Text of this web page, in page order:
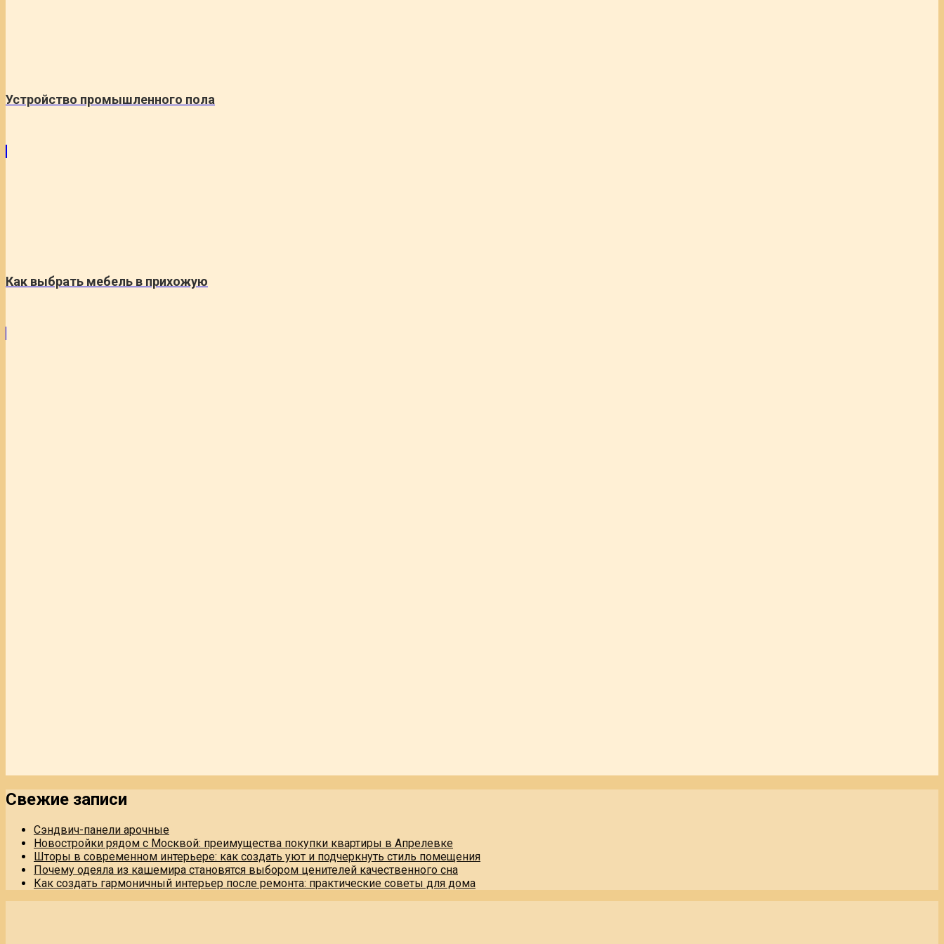
Устройство промышленного пола
Как выбрать мебель в прихожую
Свежие записи
Сэндвич-панели арочные
Новостройки рядом с Москвой: преимущества покупки квартиры в Апрелевке
Шторы в современном интерьере: как создать уют и подчеркнуть стиль помещения
Почему одеяла из кашемира становятся выбором ценителей качественного сна
Как создать гармоничный интерьер после ремонта: практические советы для дома